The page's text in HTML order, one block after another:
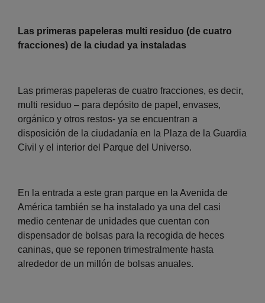
Las primeras papeleras multi residuo (de cuatro
fracciones) de la ciudad ya instaladas
Las primeras papeleras de cuatro fracciones, es decir,
multi residuo – para depósito de papel, envases,
orgánico y otros restos- ya se encuentran a
disposición de la ciudadanía en la Plaza de la Guardia
Civil y el interior del Parque del Universo.
En la entrada a este gran parque en la Avenida de
América también se ha instalado ya una del casi
medio centenar de unidades que cuentan con
dispensador de bolsas para la recogida de heces
caninas, que se reponen trimestralmente hasta
alrededor de un millón de bolsas anuales.